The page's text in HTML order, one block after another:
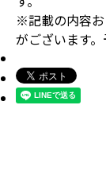
※記載の内容
がございます。